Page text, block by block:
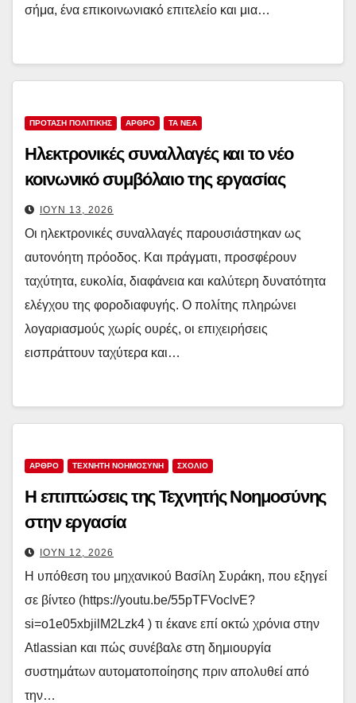
σήμα, ένα επικοινωνιακό επιτελείο και μια…
ΠΡΟΤΑΣΗ ΠΟΛΙΤΙΚΗΣ ΑΡΘΡΟ TA NEA
Ηλεκτρονικές συναλλαγές και το νέο
κοινωνικό συμβόλαιο της εργασίας
ΙΟΎΝ 13, 2026
Οι ηλεκτρονικές συναλλαγές παρουσιάστηκαν ως
αυτονόητη πρόοδος. Και πράγματι, προσφέρουν
ταχύτητα, ευκολία, διαφάνεια και καλύτερη δυνατότητα
ελέγχου της φοροδιαφυγής. Ο πολίτης πληρώνει
λογαριασμούς χωρίς ουρές, οι επιχειρήσεις
εισπράττουν ταχύτερα και…
ΑΡΘΡΟ ΤΕΧΝΗΤΗ ΝΟΗΜΟΣΥΝΗ ΣΧΟΛΙΟ
Η επιπτώσεις της Τεχνητής Νοημοσύνης
στην εργασία
ΙΟΎΝ 12, 2026
Η υπόθεση του μηχανικού Βασίλη Συράκη, που εξηγεί
σε βίντεο (https://youtu.be/55pTFVoclvE?
si=o1e05xbjilM2Lzk4 ) τι έκανε επί οκτώ χρόνια στην
Atlassian και πώς συνέβαλε στη δημιουργία
συστημάτων αυτοματοποίησης πριν απολυθεί από
την…